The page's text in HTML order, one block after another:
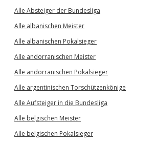
Alle Absteiger der Bundesliga
Alle albanischen Meister
Alle albanischen Pokalsieger
Alle andorranischen Meister
Alle andorranischen Pokalsieger
Alle argentinischen Torschützenkönige
Alle Aufsteiger in die Bundesliga
Alle belgischen Meister
Alle belgischen Pokalsieger